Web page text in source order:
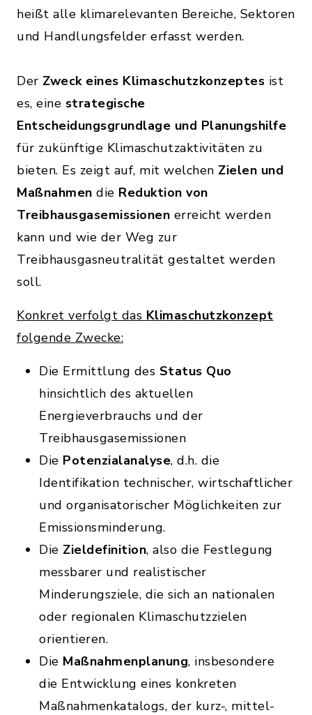
heißt alle klimarelevanten Bereiche, Sektoren
und Handlungsfelder erfasst werden.
Der Zweck eines Klimaschutzkonzeptes ist
es, eine strategische
Entscheidungsgrundlage und Planungshilfe
für zukünftige Klimaschutzaktivitäten zu
bieten. Es zeigt auf, mit welchen Zielen und
Maßnahmen die Reduktion von
Treibhausgasemissionen erreicht werden
kann und wie der Weg zur
Treibhausgasneutralität gestaltet werden
soll.
Konkret verfolgt das Klimaschutzkonzept
folgende Zwecke:
Die Ermittlung des Status Quo
hinsichtlich des aktuellen
Energieverbrauchs und der
Treibhausgasemissionen
Die Potenzialanalyse, d.h. die
Identifikation technischer, wirtschaftlicher
und organisatorischer Möglichkeiten zur
Emissionsminderung.
Die Zieldefinition, also die Festlegung
messbarer und realistischer
Minderungsziele, die sich an nationalen
oder regionalen Klimaschutzzielen
orientieren.
Die Maßnahmenplanung, insbesondere
die Entwicklung eines konkreten
Maßnahmenkatalogs, der kurz-, mittel-